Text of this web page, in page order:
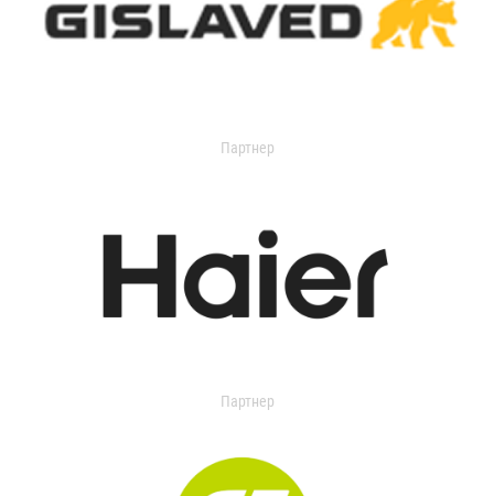
Партнер
Партнер